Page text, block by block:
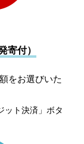
寄付）
をお選びいた
ット決済」ボタ